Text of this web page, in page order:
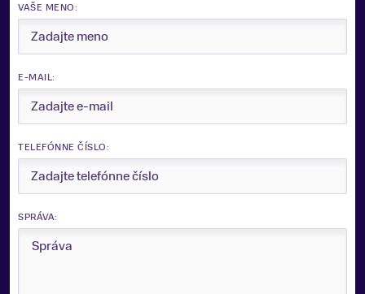
VAŠE MENO:
E-MAIL:
TELEFÓNNE ČÍSLO:
SPRÁVA: